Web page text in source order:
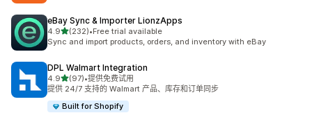
eBay Sync & Importer LionzApps
4.9星（满分 5 星）
(232)
总共 232 条评论
•Free trial available
Sync and import products, orders, and inventory with eBay
DPL Walmart Integration
4.9星（满分 5 星）
(97)
总共 97 条评论
•提供免费试用
提供 24/7 支持的 Walmart 产品、库存和订单同步
Built for Shopify